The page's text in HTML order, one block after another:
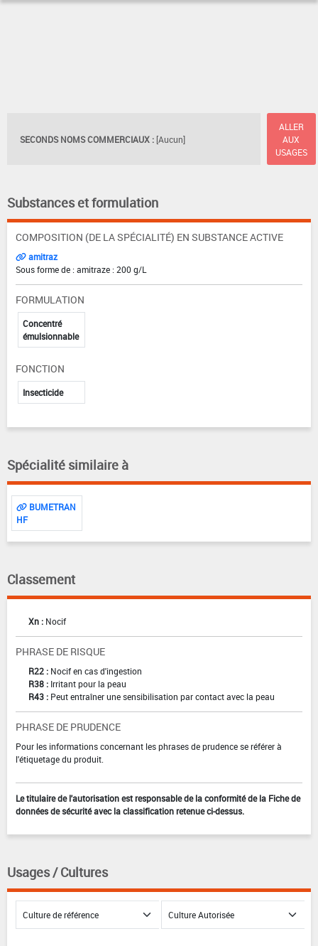
SECONDS NOMS COMMERCIAUX : [Aucun]
ALLER
AUX
USAGES
Substances et formulation
COMPOSITION (DE LA SPÉCIALITÉ) EN SUBSTANCE ACTIVE
amitraz
Sous forme de : amitraze : 200 g/L
FORMULATION
Concentré
émulsionnable
FONCTION
Insecticide
Spécialité similaire à
BUMETRAN
HF
Classement
Xn : Nocif
PHRASE DE RISQUE
R22 : Nocif en cas d'ingestion
R38 : Irritant pour la peau
R43 : Peut entraîner une sensibilisation par contact avec la peau
PHRASE DE PRUDENCE
Pour les informations concernant les phrases de prudence se référer à
l'étiquetage du produit.
Le titulaire de l'autorisation est responsable de la conformité de la Fiche de
données de sécurité avec la classification retenue ci-dessus.
Usages / Cultures